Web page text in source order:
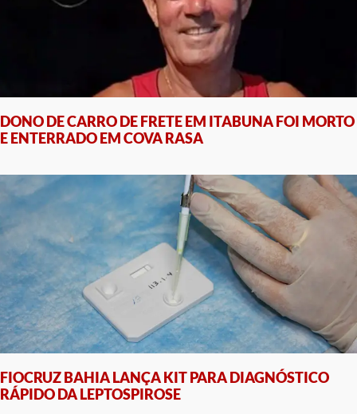
DONO DE CARRO DE FRETE EM ITABUNA FOI MORTO
E ENTERRADO EM COVA RASA
FIOCRUZ BAHIA LANÇA KIT PARA DIAGNÓSTICO
RÁPIDO DA LEPTOSPIROSE